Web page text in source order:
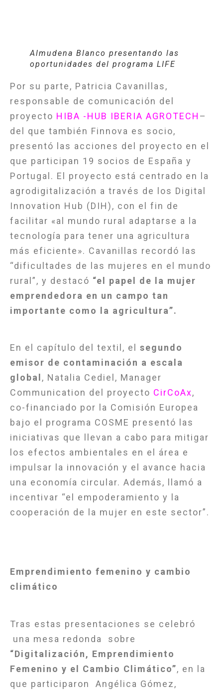
Almudena Blanco presentando las
oportunidades del programa LIFE
Por su parte, Patricia Cavanillas,
responsable de comunicación del
proyecto HIBA -HUB IBERIA AGROTECH –
del que también Finnova es socio,
presentó las acciones del proyecto en el
que participan 19 socios de España y
Portugal. El proyecto está centrado en la
agrodigitalización a través de los Digital
Innovation Hub (DIH), con el fin de
facilitar «al mundo rural adaptarse a la
tecnología para tener una agricultura
más eficiente». Cavanillas recordó las
“dificultades de las mujeres en el mundo
rural”, y destacó “el papel de la mujer
emprendedora en un campo tan
importante como la agricultura”.
En el capítulo del textil, el segundo
emisor de contaminación a escala
global , Natalia Cediel, Manager
Communication del proyecto CirCoAx,
co-financiado por la Comisión Europea
bajo el programa COSME presentó las
iniciativas que llevan a cabo para mitigar
los efectos ambientales en el área e
impulsar la innovación y el avance hacia
una economía circular. Además, llamó a
incentivar “el empoderamiento y la
cooperación de la mujer en este sector”.
Emprendimiento femenino y cambio
climático
Tras estas presentaciones se celebró
una mesa redonda sobre
“Digitalización, Emprendimiento
Femenino y el Cambio Climático”, en la
que participaron Angélica Gómez,